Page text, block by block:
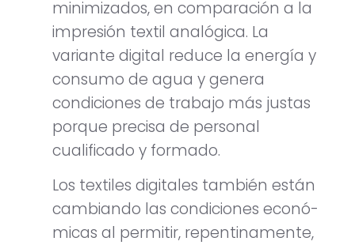
minimizados, en comparación a la
impresión textil analógica. La
variante digital reduce la energía y
consumo de agua y genera
condiciones de trabajo más justas
porque precisa de personal
cualificado y formado.
Los textiles digitales también están
cambiando las condiciones econó-
micas al permitir, repentinamente,